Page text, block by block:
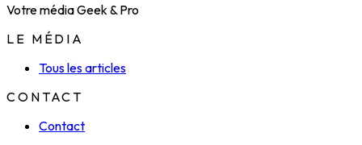
Votre média Geek & Pro
LE MÉDIA
Tous les articles
CONTACT
Contact